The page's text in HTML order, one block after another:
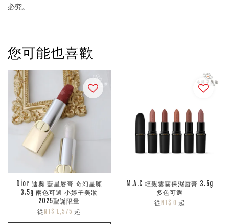
必究。
您可能也喜歡
Dior 迪奧 藍星唇膏 奇幻星願
3.5g 兩色可選 小婷子美妝
2025聖誕限量
從 NT$ 1,575 起
M.A.C 輕親雲霧保濕唇膏 3.5g
多色可選
從 NT$ 0 起